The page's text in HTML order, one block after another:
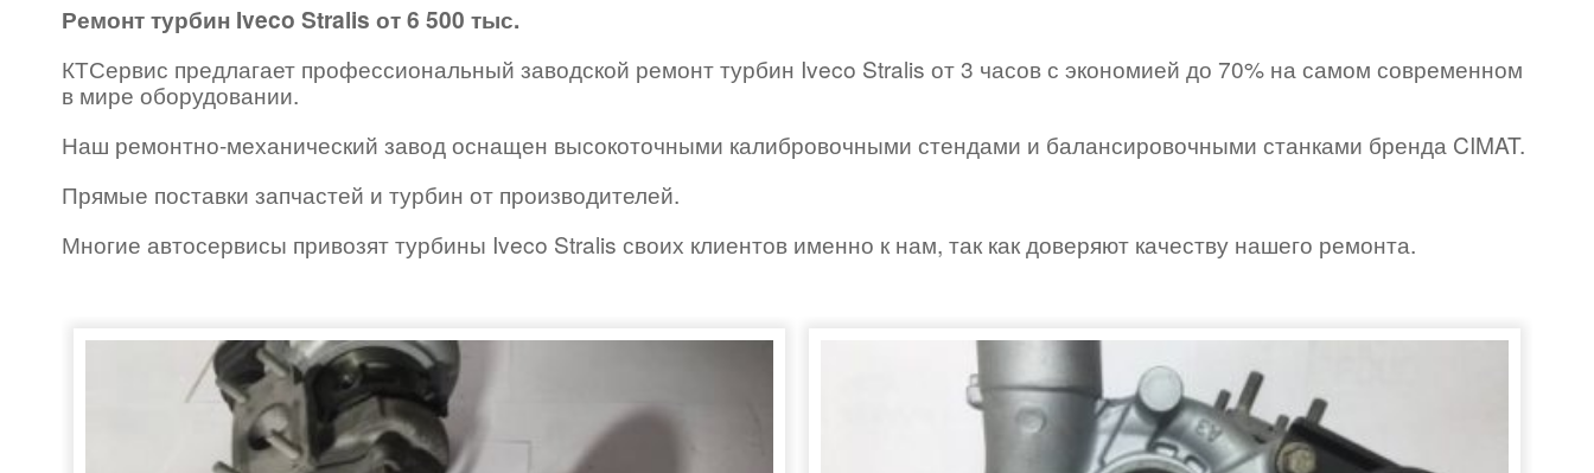
Ремонт турбин Iveco Stralis от 6 500 тыс.
КТСервис предлагает профессиональный заводской ремонт турбин Iveco Stralis от 3 часов с экономией до 70% на самом современном
в мире оборудовании.
Наш ремонтно-механический завод оснащен высокоточными калибровочными стендами и балансировочными станками бренда CIMAT.
Прямые поставки запчастей и турбин от производителей.
Многие автосервисы привозят турбины Iveco Stralis своих клиентов именно к нам, так как доверяют качеству нашего ремонта.